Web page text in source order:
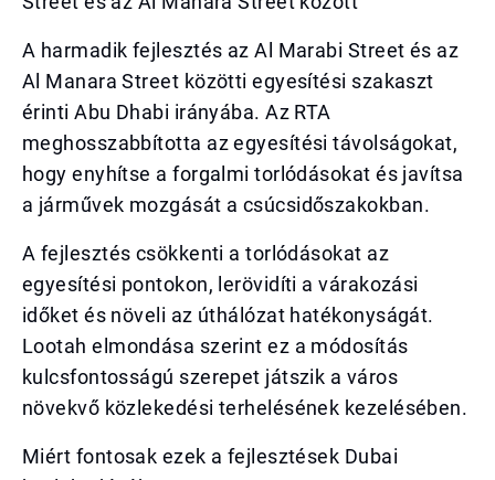
A harmadik fejlesztés az Al Marabi Street és az
Al Manara Street közötti egyesítési szakaszt
érinti Abu Dhabi irányába. Az RTA
meghosszabbította az egyesítési távolságokat,
hogy enyhítse a forgalmi torlódásokat és javítsa
a járművek mozgását a csúcsidőszakokban.
A fejlesztés csökkenti a torlódásokat az
egyesítési pontokon, lerövidíti a várakozási
időket és növeli az úthálózat hatékonyságát.
Lootah elmondása szerint ez a módosítás
kulcsfontosságú szerepet játszik a város
növekvő közlekedési terhelésének kezelésében.
Miért fontosak ezek a fejlesztések Dubai